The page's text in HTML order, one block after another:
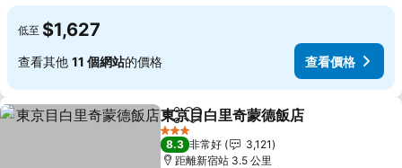
低至 $1,627
查看其他 11 個網站的價格 查看價格
分享 加入我的最愛
東京目白里奇蒙德飯店
3 星級
8.3 非常好
3,121
距離新宿站 3.5 公里